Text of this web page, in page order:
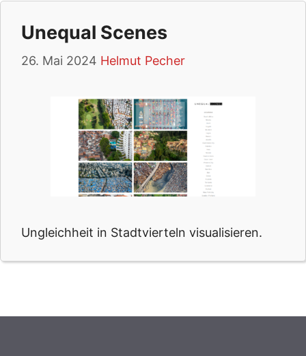
Unequal Scenes
26. Mai 2024 Helmut Pecher
Ungleichheit in Stadtvierteln visualisieren.